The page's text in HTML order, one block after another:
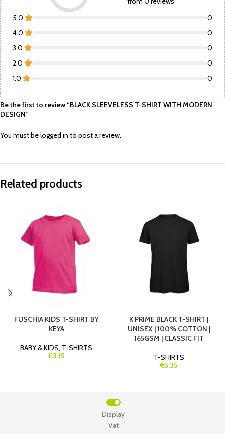
5.0
0
4.0
0
3.0
0
2.0
0
1.0
0
Be the first to review “BLACK SLEEVELESS T-SHIRT WITH MODERN
DESIGN”
You must belogged in to post a review.
Related products
FUSCHIA KIDS T-SHIRT BY
KEYA
BABY & KIDS, T-SHIRTS
€3.15
K PRIME BLACK T-SHIRT |
UNISEX | 100% COTTON |
165GSM | CLASSIC FIT
T-SHIRTS
€5.35
Vat
Display